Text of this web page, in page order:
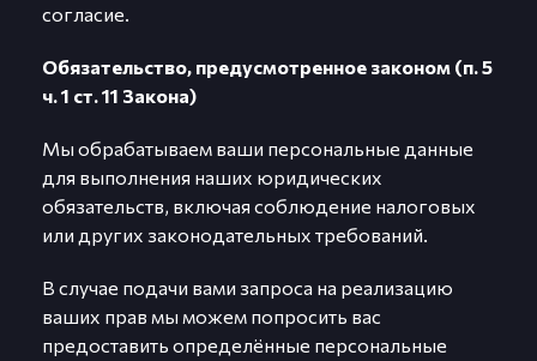
согласие.
Обязательство, предусмотренное законом (п. 5
ч. 1 ст. 11 Закона)
Мы обрабатываем ваши персональные данные
для выполнения наших юридических
обязательств, включая соблюдение налоговых
или других законодательных требований.
В случае подачи вами запроса на реализацию
ваших прав мы можем попросить вас
предоставить определённые персональные